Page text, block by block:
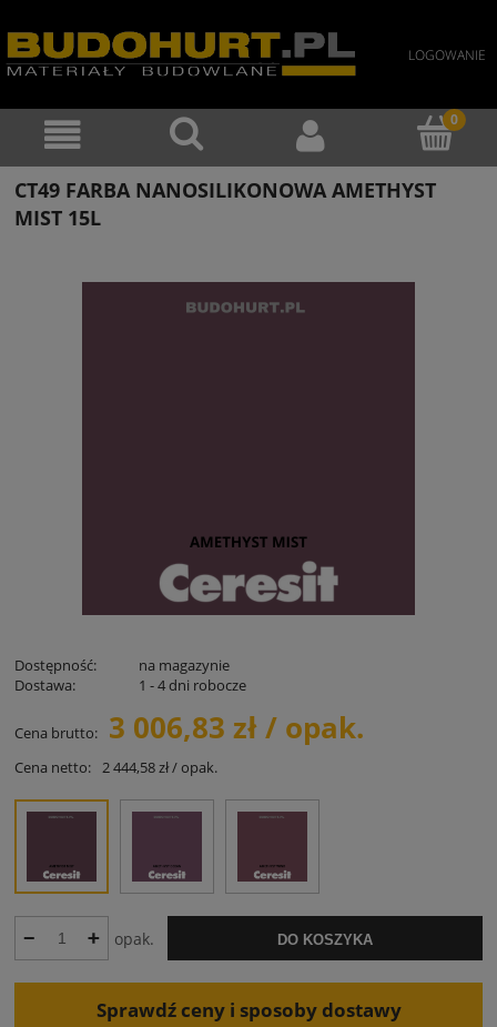
LOGOWANIE
CT49 FARBA NANOSILIKONOWA AMETHYST
MIST 15L
Dostępność:
na magazynie
Dostawa:
1 - 4 dni robocze
Cena brutto: 3 006,83 zł / opak.
Cena netto: 2 444,58 zł / opak.
opak. DO KOSZYKA
Sprawdź ceny i sposoby dostawy